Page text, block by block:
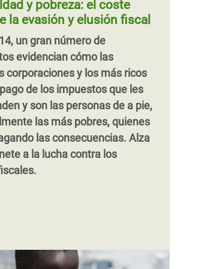
de dólares al año. Pero su
valor es mucho mayor.Hora de
cuidadoras para luchar contra
y acabar con la pobreza.
o mal remunerado que llevan
el mundo. Esto tiene que
y pobreza: el coste
la evasión y elusión fiscal
un gran número de
evidencian cómo las
corporaciones y los más ricos
de los impuestos que les
y son las personas de a pie,
las más pobres, quienes
las consecuencias. Alza
a la lucha contra los